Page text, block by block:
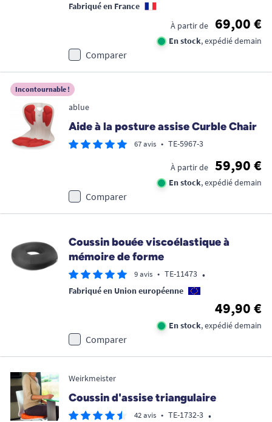
Fabriqué en France
À partir de
69,00 €
En stock, expédié demain
Comparer
Incontournable !
ablue
Aide à la posture assise Curble Chair
67 avis • TE-5967-3
À partir de 59,90 €
En stock, expédié demain
Comparer
Coussin bouée viscoélastique à
mémoire de forme
9 avis • TE-11473 •
Fabriqué en Union européenne
49,90 €
En stock, expédié demain
Comparer
Weirkmeister
Coussin d'assise triangulaire
42 avis • TE-1732-3 •